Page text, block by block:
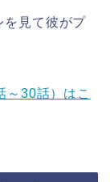
を見て彼がプ
～30話）はこ